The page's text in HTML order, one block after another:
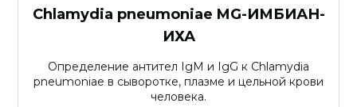
Chlamydia pneumoniae MG-ИМБИАН-
ИХА
Определение антител IgM и IgG к Chlamydia
pneumoniae в сыворотке, плазме и цельной крови
человека.